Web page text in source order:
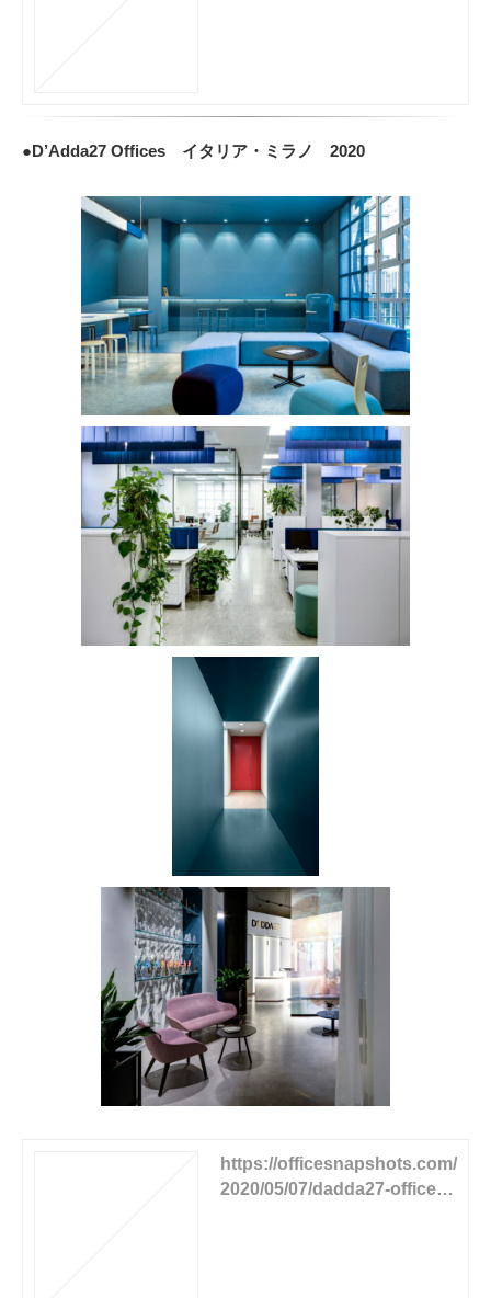
●D’Adda27 Offices イタリア・ミラノ 2020
https://officesnapshots.com/
2020/05/07/dadda27-offices-